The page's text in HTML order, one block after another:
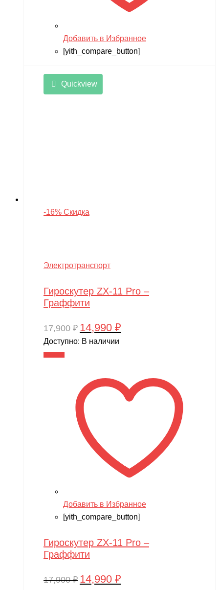
Добавить в Избранное
[yith_compare_button]
Quickview
-16% Скидка
Электротранспорт
Гироскутер ZX-11 Pro –
Граффити
17,900₽ Первоначальная
цена
14,990 ₽
Доступно: В наличии
Добавить в Избранное
[yith_compare_button]
Гироскутер ZX-11 Pro –
Граффити
17,900₽ Первоначальная
14,990 ₽